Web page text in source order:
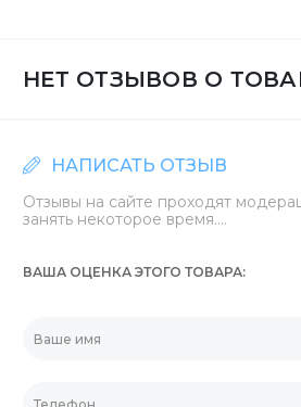
НЕТ ОТЗЫВОВ О
НАПИСАТЬ ОТЗЫВ
Отзывы на сайте проходят
занять некоторое время....
ВАША ОЦЕНКА ЭТОГО ТОВАРА